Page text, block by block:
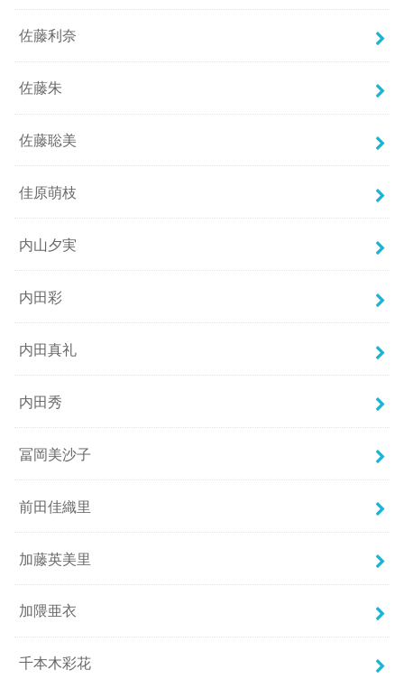
佐藤利奈
佐藤朱
佐藤聡美
佳原萌枝
内山夕実
内田彩
内田真礼
内田秀
冨岡美沙子
前田佳織里
加藤英美里
加隈亜衣
千本木彩花